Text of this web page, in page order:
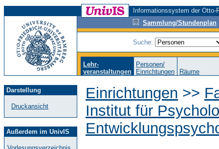
Informationssystem der
Sammlung/Stundenplan
Suche:
Lehr-
veranstaltungen
Personen/
Einrichtungen
Räume
Darstellung
Druckansicht
Außerdem im UnivIS
Einrichtungen >>
Institut für